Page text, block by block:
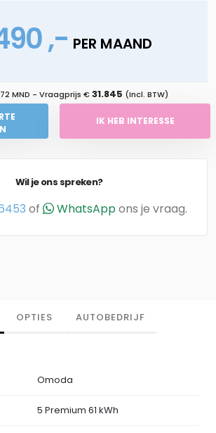
,- PER MAAND
72 MND - Vraagprijs €31.845 (Incl. BTW)
IK HEB INTERESSE
Wil je ons spreken?
of WhatsAppons je vraag.
OPTIES AUTOBEDRIJF
Omoda
5 Premium 61 kWh